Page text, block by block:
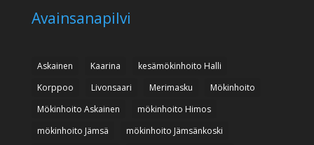
Avainsanapilvi
Askainen Kaarina
kesämökinhoito Halli
Korppoo
Livonsaari Merimasku
Mökinhoito
Mökinhoito Askainen
mökinhoito Himos
mökinhoito Jämsä
mökinhoito Jämsänkoski